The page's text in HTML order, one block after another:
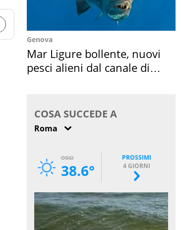
Genova
Mar Ligure bollente, nuovi
pesci alieni dal canale di